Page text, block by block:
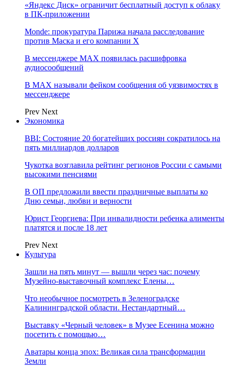
«Яндекс Диск» ограничит бесплатный доступ к облаку
в ПК-приложении
Monde: прокуратура Парижа начала расследование
против Маска и его компании X
В мессенджере MAX появилась расшифровка
аудиосообщений
В МAX называли фейком сообщения об уязвимостях в
мессенджере
Prev Next
Экономика
BBI: Состояние 20 богатейших россиян сократилось на
пять миллиардов долларов
Чукотка возглавила рейтинг регионов России с самыми
высокими пенсиями
В ОП предложили ввести праздничные выплаты ко
Дню семьи, любви и верности
Юрист Георгиева: При инвалидности ребенка алименты
платятся и после 18 лет
Prev Next
Культура
Зашли на пять минут — вышли через час: почему
Музейно-выставочный комплекс Елены…
Что необычное посмотреть в Зеленоградске
Калининградской области. Нестандартный…
Выставку «Черный человек» в Музее Есенина можно
посетить с помощью…
Аватары конца эпох: Великая сила трансформации
Земли